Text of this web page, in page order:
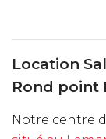
Location
Rond point
Notre centre